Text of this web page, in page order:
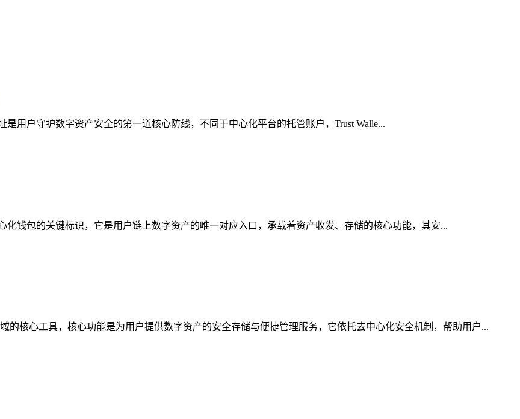
用户守护数字资产安全的第一道核心防线，不同于中心化平台的托管账户，Trust Walle...
化钱包的关键标识，它是用户链上数字资产的唯一对应入口，承载着资产收发、存储的核心功能，其安...
的核心工具，核心功能是为用户提供数字资产的安全存储与便捷管理服务，它依托去中心化安全机制，帮助用户...